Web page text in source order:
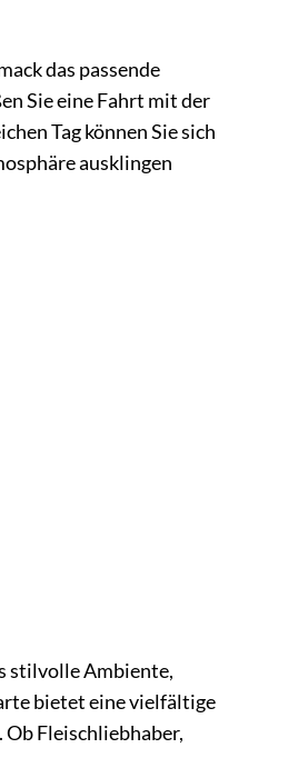
das passende
Sie eine Fahrt mit der
Tag können Sie sich
ausklingen
stilvolle Ambiente,
bietet eine vielfältige
Fleischliebhaber,